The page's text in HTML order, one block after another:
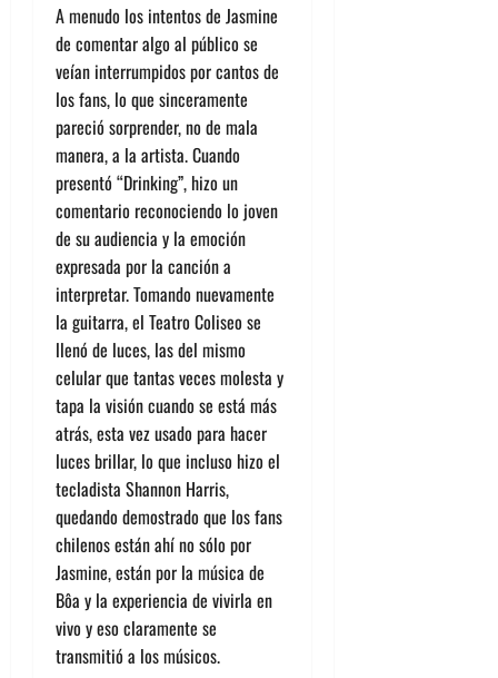
A menudo los intentos de Jasmine
de comentar algo al público se
veían interrumpidos por cantos de
los fans, lo que sinceramente
pareció sorprender, no de mala
manera, a la artista. Cuando
presentó “Drinking”, hizo un
comentario reconociendo lo joven
de su audiencia y la emoción
expresada por la canción a
interpretar. Tomando nuevamente
la guitarra, el Teatro Coliseo se
llenó de luces, las del mismo
celular que tantas veces molesta y
tapa la visión cuando se está más
atrás, esta vez usado para hacer
luces brillar, lo que incluso hizo el
tecladista Shannon Harris,
quedando demostrado que los fans
chilenos están ahí no sólo por
Jasmine, están por la música de
Bôa y la experiencia de vivirla en
vivo y eso claramente se
transmitió a los músicos.